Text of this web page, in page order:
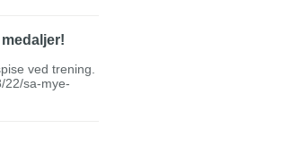
ved trening.
22/sa-mye-